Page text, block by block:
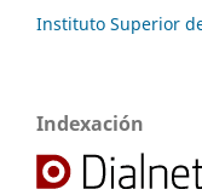
Instituto Superior
Indexación